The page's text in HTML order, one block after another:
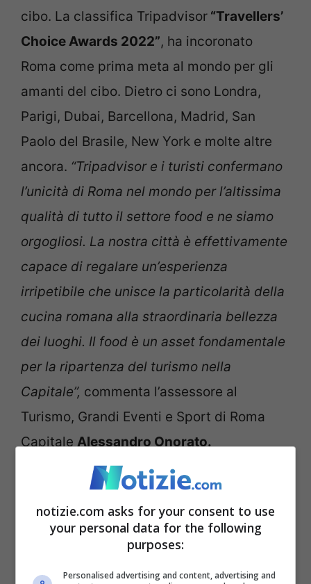
cibo. La classifica Tripadvisor “Travellers’
Choice Awards 2022”, ha incoronato
Roma come prima meta al mondo per gli
amanti del cibo. Dietro ci sono Londra,
Parigi, Dubai, Barcellona, Madrid, San
Paolo del Brasile, New York e molte altre
ancora. “Tripadvisor e i turisti confermano
l’unicità di Roma nel mondo per l’altissima
qualità di tutto il settore food e ne siamo
orgogliosi. La nostra città è effettivamente
capace di regalare un’esperienza
irripetibile che unisce la particolarità della
cucina romana alla straordinaria bellezza
dei luoghi. Il food è un asset fondamentale
per la ripartenza del turismo nella
Capitale”, commenta l’assessore al
Turismo, Grandi Eventi e Sport di Roma
Capitale Alessandro Onorato.
Leggi anche:Quirinale, via agli incontri: la
strada sembra tracciata. Gli
aggiornamenti
notizie.com asks for your consent to use
your personal data for the following
purposes:
Personalised advertising and content, advertising and